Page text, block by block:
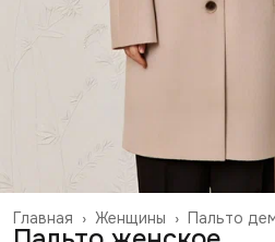
Пальто
Женщины ›
Главная ›